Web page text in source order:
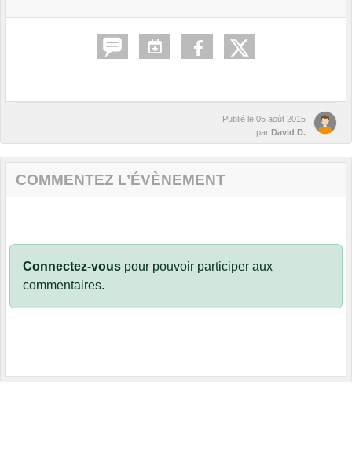
Publié le 05 août 2015
par David D.
COMMENTEZ L’ÉVÈNEMENT
Connectez-vous pour pouvoir participer aux
commentaires.